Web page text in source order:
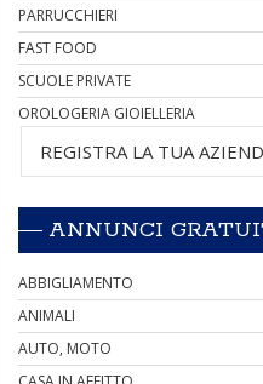
PARRUCCHIERI
FAST FOOD
SCUOLE PRIVATE
OROLOGERIA GIOIELLERIA
REGISTRA LA TUA
ANNUNCI
ABBIGLIAMENTO
ANIMALI
AUTO, MOTO